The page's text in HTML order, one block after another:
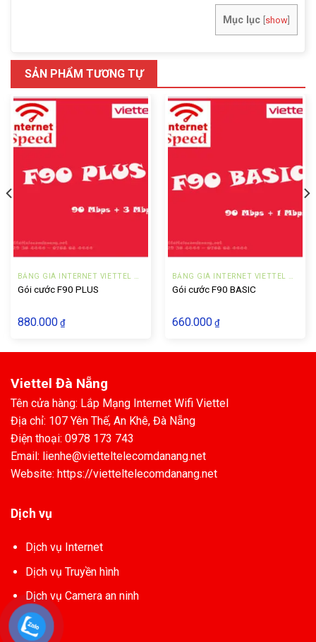
Mục lục [show]
SẢN PHẨM TƯƠNG TỰ
BẢNG GIÁ INTERNET VIETTEL ĐÀ NẴNG DOANH NGHIỆP
Gói cước F90 PLUS
880.000 ₫
BẢNG GIÁ INTERNET VIETTEL ĐÀ NẴNG DOANH NGHIỆP
Gói cước F90 BASIC
660.000 ₫
Viettel Đà Nẵng
Tên cửa hàng: Lắp Mạng Internet Wifi Viettel
Địa chỉ: 107 Yên Thế, An Khê, Đà Nẵng
Điện thoại: 0978 173 743
Email: lienhe@vietteltelecomdanang.net
Website: https://vietteltelecomdanang.net
Dịch vụ
Dịch vụ Internet
Dịch vụ Truyền hình
Dịch vụ Camera an ninh